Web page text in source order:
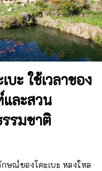
บะ ใช้เวลาของ
ละสวน
รมชาติ
ษณ์ของโคะเบะ หลงใหล